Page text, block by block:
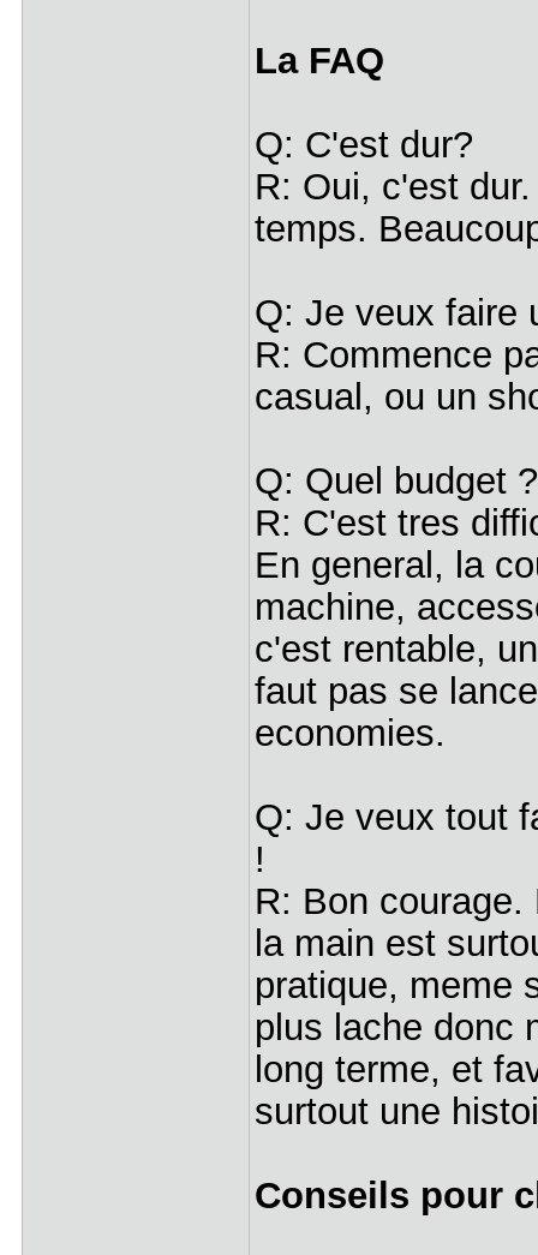
La FAQ
Q: C'est dur?
R: Oui, c'est
temps.
Q: Je veux faire
R: Commence
casual, ou un
Q: Quel budget ?
R: C'est tres
En general, la
machine,
c'est rentable,
faut pas se
economies.
Q: Je veux tout
!
R: Bon
la main est
pratique, meme
plus lache donc
long terme, et
surtout une
Conseils pour